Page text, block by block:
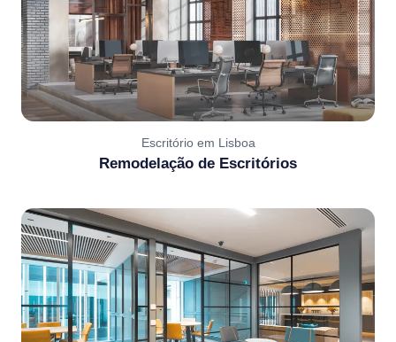
Escritório em Lisboa
Remodelação de Escritórios